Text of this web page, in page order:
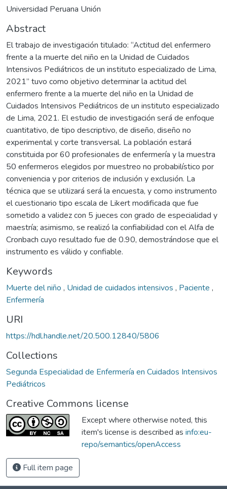
Universidad Peruana Unión
Abstract
El trabajo de investigación titulado: “Actitud del enfermero
frente a la muerte del niño en la Unidad de Cuidados
Intensivos Pediátricos de un instituto especializado de Lima,
2021” tuvo como objetivo determinar la actitud del
enfermero frente a la muerte del niño en la Unidad de
Cuidados Intensivos Pediátricos de un instituto especializado
de Lima, 2021. El estudio de investigación será de enfoque
cuantitativo, de tipo descriptivo, de diseño, diseño no
experimental y corte transversal. La población estará
constituida por 60 profesionales de enfermería y la muestra
50 enfermeros elegidos por muestreo no probabilístico por
conveniencia y por criterios de inclusión y exclusión. La
técnica que se utilizará será la encuesta, y como instrumento
el cuestionario tipo escala de Likert modificada que fue
sometido a validez con 5 jueces con grado de especialidad y
maestría; asimismo, se realizó la confiabilidad con el Alfa de
Cronbach cuyo resultado fue de 0.90, demostrándose que el
instrumento es válido y confiable.
Keywords
Muerte del niño , Unidad de cuidados intensivos , Paciente ,
Enfermería
URI
https://hdl.handle.net/20.500.12840/5806
Collections
Segunda Especialidad de Enfermería en Cuidados Intensivos
Pediátricos
Creative Commons license
Except where otherwise noted, this
item's license is described as info:eu-
repo/semantics/openAccess
Full item page